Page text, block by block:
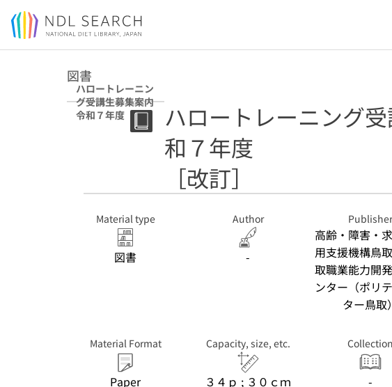
Jump to main content
図書
ハロートレーニン
グ受講生募集案内
令和７年度 ［改
ハロートレーニング
和７年度
［改訂］
Material type
図書
Author
-
Publisher
高齢・障害・
用支援機構鳥
取職業能力開
ンター（ポリ
ター鳥取）
Material Format
Paper
Capacity, size, etc.
３４ｐ ; ３０ｃｍ
Collection
-